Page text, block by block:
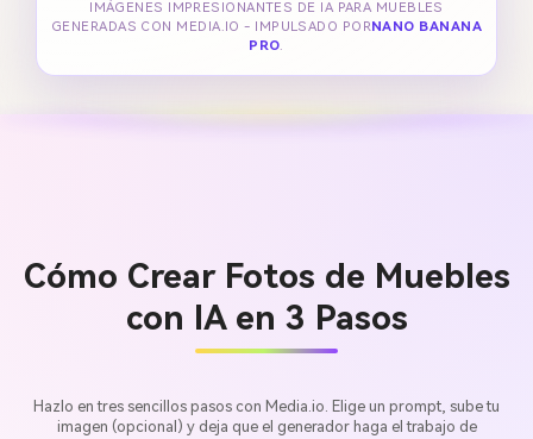
IMÁGENES IMPRESIONANTES DE IA PARA MUEBLES
GENERADAS CON MEDIA.IO - IMPULSADO PORNANO BANANA
PRO.
Cómo Crear Fotos de Muebles
con IA en 3 Pasos
Hazlo en tres sencillos pasos con Media.io. Elige un prompt, sube tu
imagen (opcional) y deja que el generador haga el trabajo de